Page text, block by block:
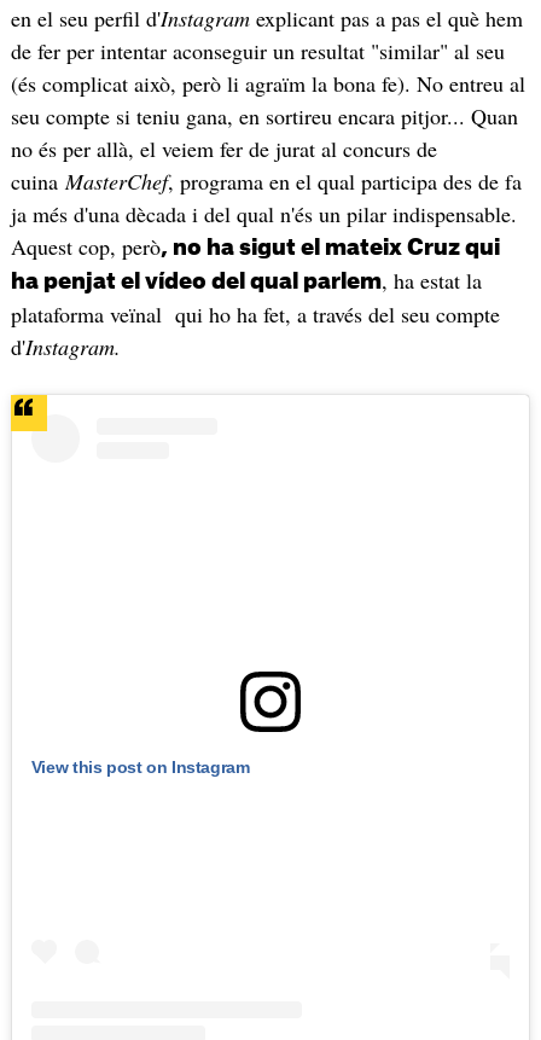
en el seu perfil d'Instagram explicant pas a pas el què hem
de fer per intentar aconseguir un resultat "similar" al seu
(és complicat això, però li agraïm la bona fe). No entreu al
seu compte si teniu gana, en sortireu encara pitjor... Quan
no és per allà, el veiem fer de jurat al concurs de
cuina MasterChef, programa en el qual participa des de fa
ja més d'una dècada i del qual n'és un pilar indispensable.
Aquest cop, però, no ha sigut el mateix Cruz qui
ha penjat el vídeo del qual parlem, ha estat la
plataforma veïnal qui ho ha fet, a través del seu compte
d'Instagram.
View this post on Instagram